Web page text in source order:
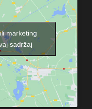
marketing
sadržaj